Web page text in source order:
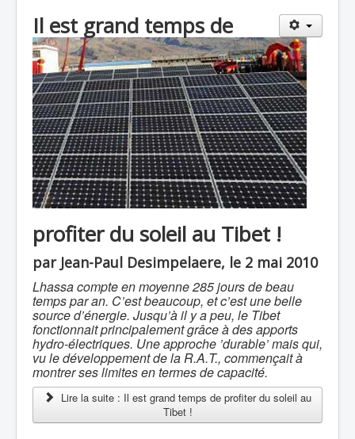
Il est grand temps de
profiter du soleil au Tibet !
par Jean-Paul Desimpelaere, le 2 mai 2010
Lhassa compte en moyenne 285 jours de beau
temps par an. C’est beaucoup, et c’est une belle
source d’énergie. Jusqu’à il y a peu, le Tibet
fonctionnait principalement grâce à des apports
hydro-électriques. Une approche ’durable’ mais qui,
vu le développement de la R.A.T., commençait à
montrer ses limites en termes de capacité.
Lire la suite : Il est grand temps de profiter du soleil au
Tibet !